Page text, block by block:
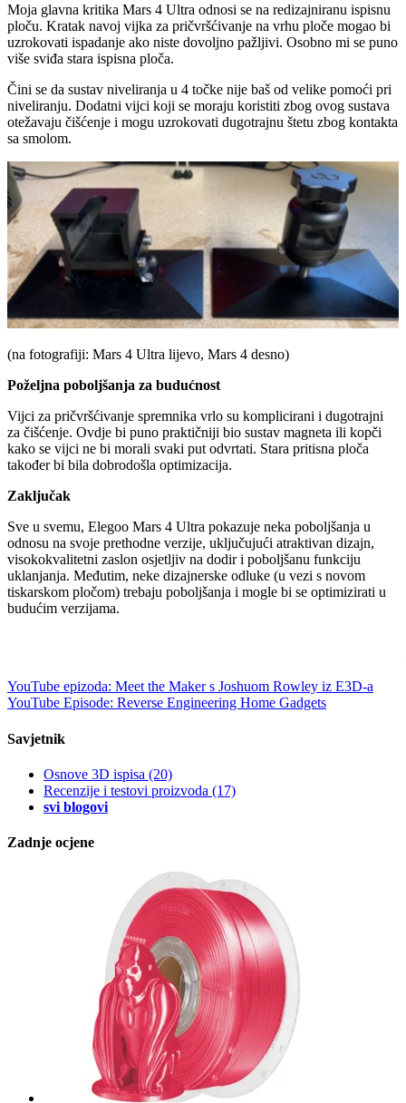
Moja glavna kritika Mars 4 Ultra odnosi se na redizajniranu ispisnu
ploču. Kratak navoj vijka za pričvršćivanje na vrhu ploče mogao bi
uzrokovati ispadanje ako niste dovoljno pažljivi. Osobno mi se puno
više sviđa stara ispisna ploča.
Čini se da sustav niveliranja u 4 točke nije baš od velike pomoći pri
niveliranju. Dodatni vijci koji se moraju koristiti zbog ovog sustava
otežavaju čišćenje i mogu uzrokovati dugotrajnu štetu zbog kontakta
sa smolom.
(na fotografiji: Mars 4 Ultra lijevo, Mars 4 desno)
Poželjna poboljšanja za budućnost
Vijci za pričvršćivanje spremnika vrlo su komplicirani i dugotrajni
za čišćenje. Ovdje bi puno praktičniji bio sustav magneta ili kopči
kako se vijci ne bi morali svaki put odvrtati. Stara pritisna ploča
također bi bila dobrodošla optimizacija.
Zaključak
Sve u svemu, Elegoo Mars 4 Ultra pokazuje neka poboljšanja u
odnosu na svoje prethodne verzije, uključujući atraktivan dizajn,
visokokvalitetni zaslon osjetljiv na dodir i poboljšanu funkciju
uklanjanja. Međutim, neke dizajnerske odluke (u vezi s novom
tiskarskom pločom) trebaju poboljšanja i mogle bi se optimizirati u
budućim verzijama.
YouTube epizoda: Meet the Maker s Joshuom Rowley iz E3D-a
YouTube Episode: Reverse Engineering Home Gadgets
Savjetnik
Osnove 3D ispisa (20)
Recenzije i testovi proizvoda (17)
svi blogovi
Zadnje ocjene